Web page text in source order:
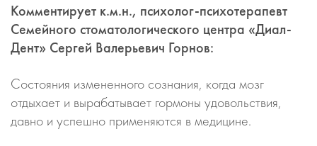
Комментирует к.м.н., психолог-психотерапевт
Семейного стоматологического центра «Диал-
Дент» Сергей Валерьевич Горнов:
Состояния измененного сознания, когда мозг
отдыхает и вырабатывает гормоны удовольствия,
давно и успешно применяются в медицине.